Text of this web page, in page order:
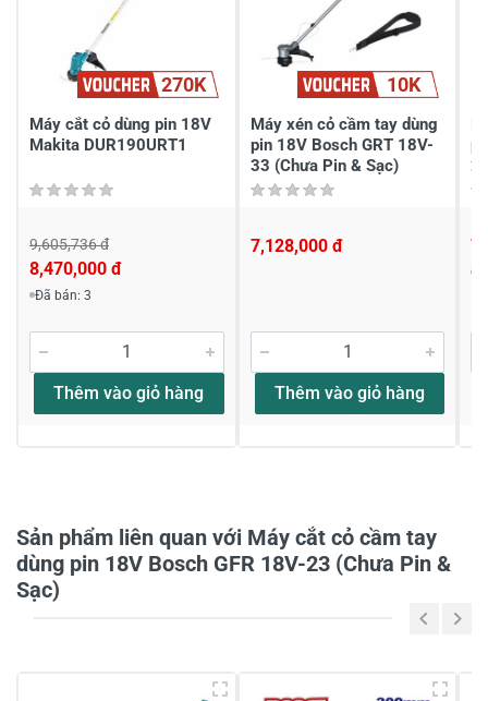
Chia sẻ nhận xét về sản phẩm
Viết nhận xét của bạn
Viết nhận xét về sản phẩm
Đánh giá sao
Tiêu đề của nhận xét
270K
Máy cắt cỏ dùng pin 18V
Makita DUR190URT1
9,605,736 đ
8,470,000 đ
Đã bán: 3
Thêm vào giỏ hàng
10K
Máy xén cỏ cầm tay dùng
pin 18V Bosch GRT 18V-
33 (Chưa Pin & Sạc)
7,128,000 đ
Thêm vào giỏ hàng
Sản phẩm liên quan với Máy cắt cỏ cầm tay
dùng pin 18V Bosch GFR 18V-23 (Chưa Pin &
Sạc)